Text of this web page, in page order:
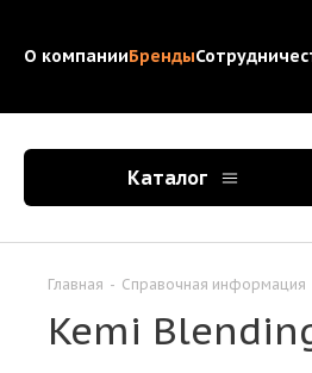
О компанииБренды
Каталог
Главная - Справочная информация
Kemi